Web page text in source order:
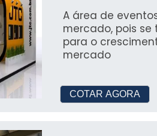
da estrutura e a
usos das
eventos, obras,
A área de
mercado, pois
para o
mercado
COTAR AGORA